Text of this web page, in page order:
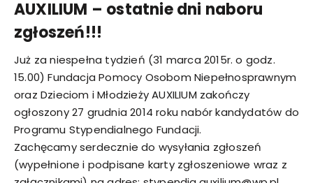
AUXILIUM – ostatnie dni naboru
zgłoszeń!!!
Już za niespełna tydzień (31 marca 2015r. o godz.
15.00) Fundacja Pomocy Osobom Niepełnosprawnym
oraz Dzieciom i Młodzieży AUXILIUM zakończy
ogłoszony 27 grudnia 2014 roku nabór kandydatów do
Programu Stypendialnego Fundacji.
Zachęcamy serdecznie do wysyłania zgłoszeń
(wypełnione i podpisane karty zgłoszeniowe wraz z